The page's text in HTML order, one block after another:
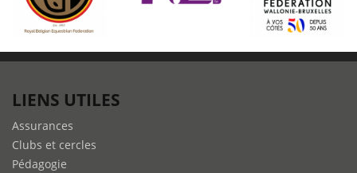
LIENS UTILES
Assurances
Clubs et cercles
Pédagogie